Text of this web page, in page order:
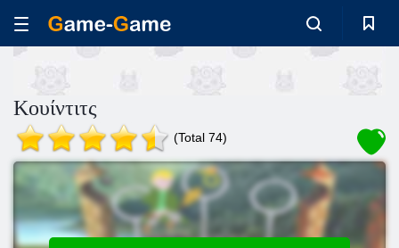
Κουίντιτς
(Total 74)